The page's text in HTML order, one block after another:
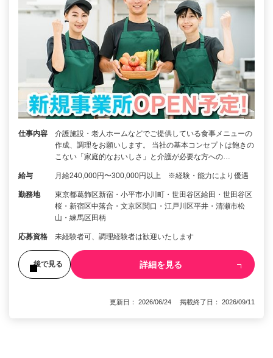
仕事内容
介護施設・老人ホームなどでご提供している食事メニューの
作成、調理をお願いします。 当社の基本コンセプトは飽きの
こない「家庭的なおいしさ」と介護が必要な方への…
給与 月給240,000円〜300,000円以上 ※経験・能力により優遇
勤務地
東京都葛飾区新宿・小平市小川町・世田谷区給田・世田谷区
桜・新宿区中落合・文京区関口・江戸川区平井・清瀬市松
山・練馬区田柄
応募資格 未経験者可、調理経験者は歓迎いたします
後で見る 詳細を見る
更新日： 2026/06/24 掲載終了日： 2026/09/11